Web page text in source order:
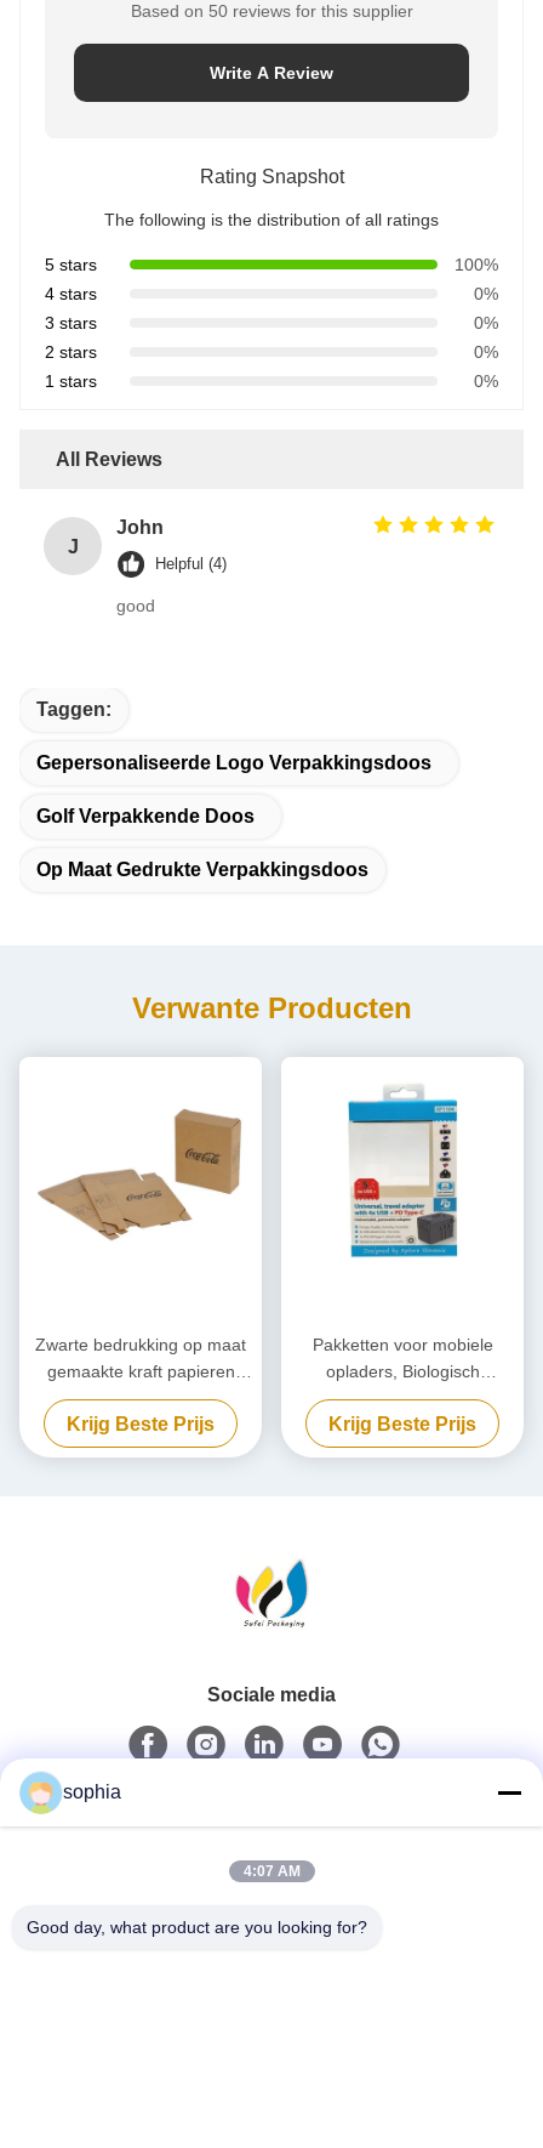
Based on 50 reviews for this supplier
Write A Review
Rating Snapshot
The following is the distribution of all ratings
5 stars
100%
4 stars
0%
3 stars
0%
2 stars
0%
1 stars
0%
All Reviews
J
John
Helpful (4)
good
Taggen:
Gepersonaliseerde Logo Verpakkingsdoos
Golf Verpakkende Doos
Op Maat Gedrukte Verpakkingsdoos
Verwante Producten
Zwarte bedrukking op maat
gemaakte kraft papieren
verpakking,
milieuvriendelijke kartonnen
doos
Krijg Beste Prijs
Pakketten voor mobiele
opladers, Biologisch
afbreekbare powerbank, op
maat gemaakt.
Krijg Beste Prijs
Sociale media
sophia
4:07 AM
Good day, what product are you looking for?